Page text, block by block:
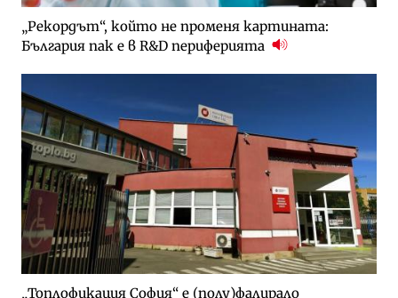
„Рекордът“, който не променя картината:
България пак е в R&D периферията
„Топлофикация София“ e (полу)фалирало